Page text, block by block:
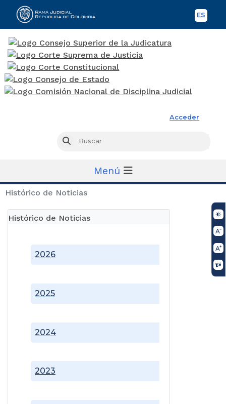
ES
Acceder
Buscar
Menú
Histórico de Noticias
Histórico de Noticias
2023
2024
2025
2026